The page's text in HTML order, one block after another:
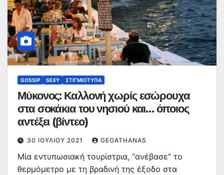
GOSSIP SEXY ΣΤΙΓΜΙΌΤΥΠΑ
Μύκονος: Καλλονή χωρίς εσώρουχα
στα σοκάκια του νησιού και… όποιος
αντέξει (βίντεο)
30 ΙΟΥΛΊΟΥ 2021 GEOATHANAS
Μία εντυπωσιακή τουρίστρια, “ανέβασε” το
θερμόμετρο με τη βραδινή της έξοδο στα